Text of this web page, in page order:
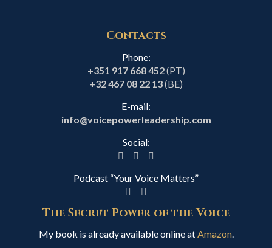
Contacts
Phone:
+351 917 668 452(PT)
+32 467 08 22 13(BE)
E-mail:
info@voicepowerleadership.com
Social:
Podcast “Your Voice Matters”
The Secret Power of the Voice
My book is already available online atAmazon.